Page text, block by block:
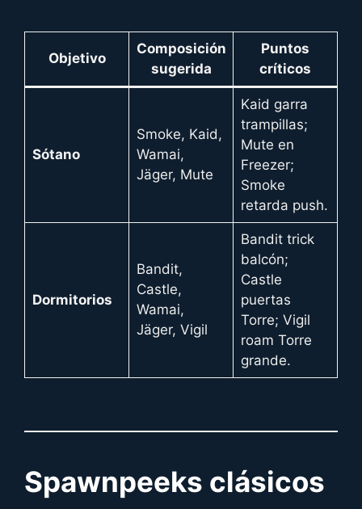
Objetivo
Composición
sugerida
Puntos
críticos
Sótano
Smoke, Kaid,
Wamai,
Jäger, Mute
Kaid garra
trampillas;
Mute en
Freezer;
Smoke
retarda push.
Dormitorios
Bandit,
Castle,
Wamai,
Jäger, Vigil
Bandit trick
balcón;
Castle
puertas
Torre; Vigil
roam Torre
grande.
Spawnpeeks clásicos